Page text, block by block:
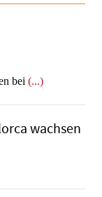
bei (...)
wachsen